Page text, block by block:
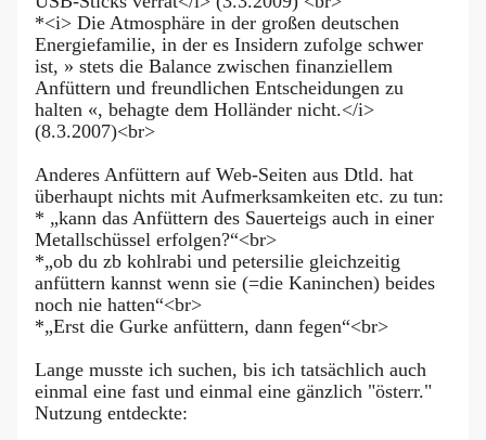
*<i> Die Atmosphäre in der großen deutschen
Energiefamilie, in der es Insidern zufolge schwer
ist, » stets die Balance zwischen finanziellem
Anfüttern und freundlichen Entscheidungen zu
halten «, behagte dem Holländer nicht.</i>
(8.3.2007)<br>
Anderes Anfüttern auf Web-Seiten aus Dtld. hat
überhaupt nichts mit Aufmerksamkeiten etc. zu tun:
* „kann das Anfüttern des Sauerteigs auch in einer
Metallschüssel erfolgen?“<br>
*„ob du zb kohlrabi und petersilie gleichzeitig
anfüttern kannst wenn sie (=die Kaninchen) beides
noch nie hatten“<br>
*„Erst die Gurke anfüttern, dann fegen“<br>
Lange musste ich suchen, bis ich tatsächlich auch
einmal eine fast und einmal eine gänzlich "österr."
Nutzung entdeckte: